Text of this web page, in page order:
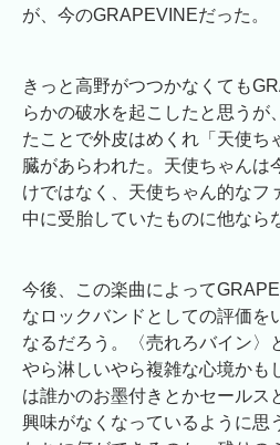
が、今のGRAPEVINEだった。
きっと高野がつつかなくても
らかの破水を起こしたと思うが
たことで外皮はめくれ「天使ち
臓があらわれた。天使ちゃんは
けではなく、天使ちゃん的なフ
中に受胎していたものに他なら
今後、この楽曲によって
なロックバンドとしての評価を
なるだろう。〈売れろバイン〉
やら淋しいやら複雑な心境かも
は誰かのお墨付きとかセールス
興味がなくなっているように思